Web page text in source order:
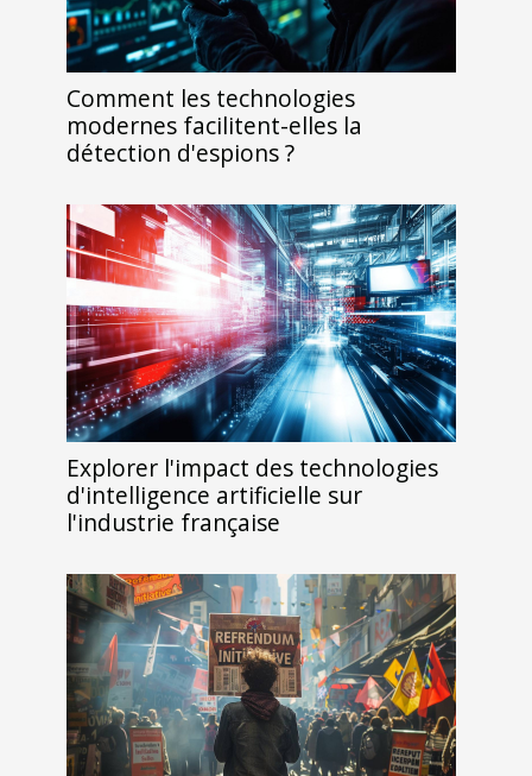
Comment les technologies
modernes facilitent-elles la
détection d'espions ?
Explorer l'impact des technologies
d'intelligence artificielle sur
l'industrie française